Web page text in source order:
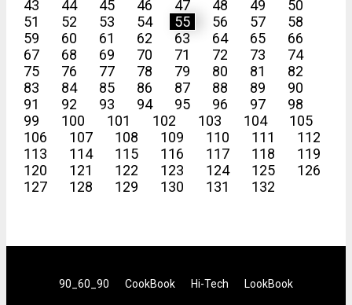
43
44 45 46 47 48 49
50
51
52 53 54 55 56 57
58
59
60 61 62 63 64 65
66
67
68 69 70 71 72 73
74
75
76 77 78 79 80 81
82
83
84 85 86 87 88 89
90
91
92 93 94 95 96 97
98
99
100 101 102 103 104
105
106
107 108 109 110 111
112
113
114 115 116 117 118
119
120
121 122 123 124 125
126
127
128 129 130 131 132
90_60_90 CookBook Hi-Tech LookBook